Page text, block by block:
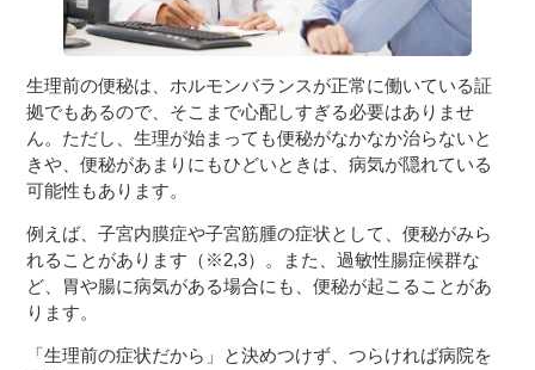
生理前の便秘は、ホルモンバランスが正常に働いている証
拠でもあるので、そこまで心配しすぎる必要はありませ
ん。ただし、生理が始まっても便秘がなかなか治らないと
きや、便秘があまりにもひどいときは、病気が隠れている
可能性もあります。
例えば、子宮内膜症や子宮筋腫の症状として、便秘がみら
れることがあります（※2,3）。また、過敏性腸症候群な
ど、胃や腸に病気がある場合にも、便秘が起こることがあ
ります。
「生理前の症状だから」と決めつけず、つらければ病院を